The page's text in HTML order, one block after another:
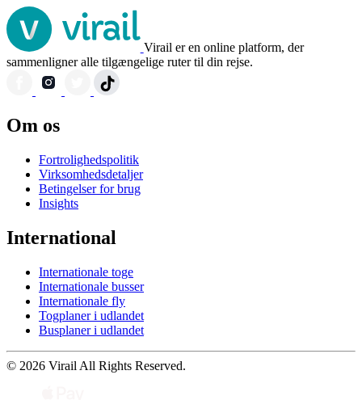
Virail er en online platform, der
sammenligner alle tilgængelige ruter til din rejse.
Om os
Fortrolighedspolitik
Virksomhedsdetaljer
Betingelser for brug
Insights
International
Internationale toge
Internationale busser
Internationale fly
Togplaner i udlandet
Busplaner i udlandet
© 2026 Virail All Rights Reserved.